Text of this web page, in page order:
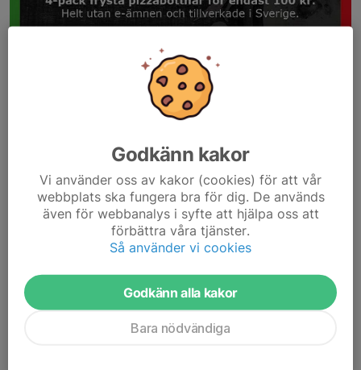
Nu är det dags igen för den så väldigt populära Föreningspizzan.
Kontakta någon av oss i truppen för beställning.
Beställ senast 14 Juni för leverans på Ryttarvallen 22 Juni.
Direktiv från SmFF
Godkänn kakor
Vi använder oss av kakor (cookies) för att vår
webbplats ska fungera bra för dig. De används
även för webbanalys i syfte att hjälpa oss att
förbättra våra tjänster.
Så använder vi cookies
Godkänn alla kakor
Bara nödvändiga